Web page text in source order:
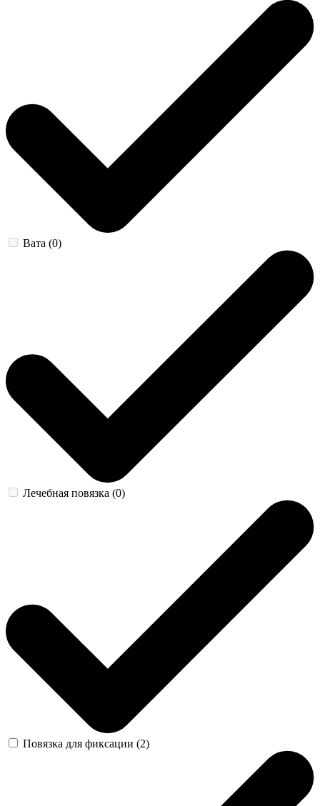
Вата (0)
Лечебная повязка (0)
Повязка для фиксации (2)